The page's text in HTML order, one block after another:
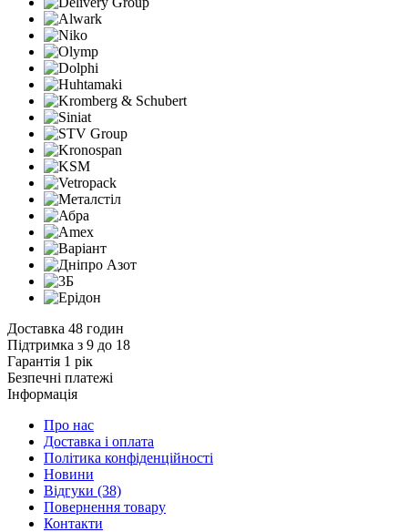
Доставка 48 годин
Підтримка з 9 до 18
Гарантія 1 рік
Безпечні платежі
Інформація
Про нас
Доставка і оплата
Політика конфіденційності
Новини
Відгуки (38)
Повернення товару
Контакти